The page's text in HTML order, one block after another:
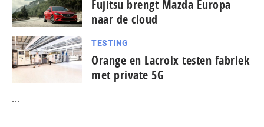
Fujitsu brengt Mazda Europa
naar de cloud
TESTING
Orange en Lacroix testen fabriek
met private 5G
...